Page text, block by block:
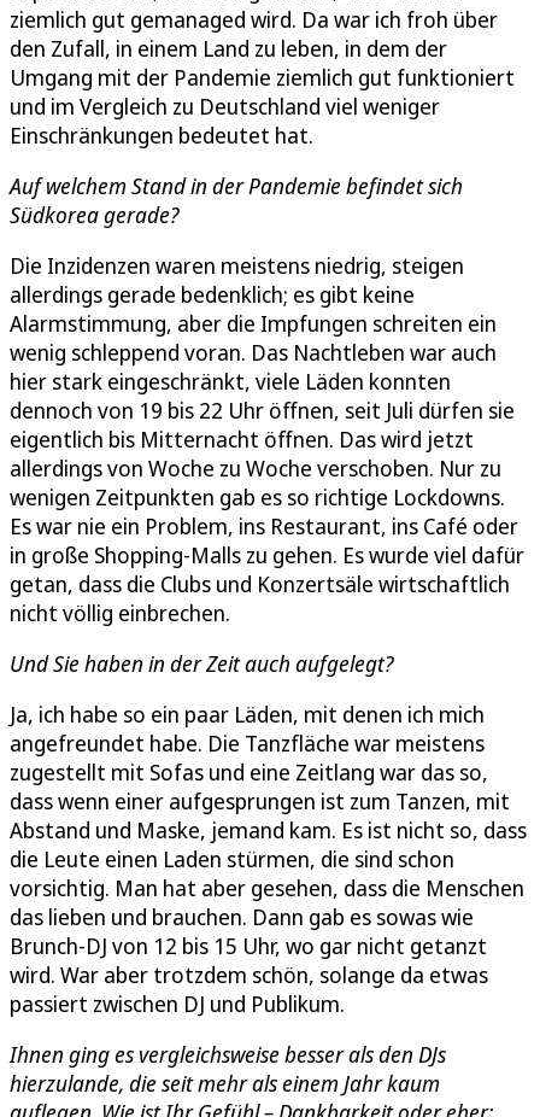
ziemlich gut gemanaged wird. Da war ich froh über
den Zufall, in einem Land zu leben, in dem der
Umgang mit der Pandemie ziemlich gut funktioniert
und im Vergleich zu Deutschland viel weniger
Einschränkungen bedeutet hat.
Auf welchem Stand in der Pandemie befindet sich
Südkorea gerade?
Die Inzidenzen waren meistens niedrig, steigen
allerdings gerade bedenklich; es gibt keine
Alarmstimmung, aber die Impfungen schreiten ein
wenig schleppend voran. Das Nachtleben war auch
hier stark eingeschränkt, viele Läden konnten
dennoch von 19 bis 22 Uhr öffnen, seit Juli dürfen sie
eigentlich bis Mitternacht öffnen. Das wird jetzt
allerdings von Woche zu Woche verschoben. Nur zu
wenigen Zeitpunkten gab es so richtige Lockdowns.
Es war nie ein Problem, ins Restaurant, ins Café oder
in große Shopping-Malls zu gehen. Es wurde viel dafür
getan, dass die Clubs und Konzertsäle wirtschaftlich
nicht völlig einbrechen.
Und Sie haben in der Zeit auch aufgelegt?
Ja, ich habe so ein paar Läden, mit denen ich mich
angefreundet habe. Die Tanzfläche war meistens
zugestellt mit Sofas und eine Zeitlang war das so,
dass wenn einer aufgesprungen ist zum Tanzen, mit
Abstand und Maske, jemand kam. Es ist nicht so, dass
die Leute einen Laden stürmen, die sind schon
vorsichtig. Man hat aber gesehen, dass die Menschen
das lieben und brauchen. Dann gab es sowas wie
Brunch-DJ von 12 bis 15 Uhr, wo gar nicht getanzt
wird. War aber trotzdem schön, solange da etwas
passiert zwischen DJ und Publikum.
Ihnen ging es vergleichsweise besser als den DJs
hierzulande, die seit mehr als einem Jahr kaum